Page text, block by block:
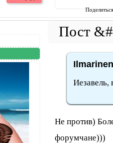
Иезавель,
Не против)
форумчане)))